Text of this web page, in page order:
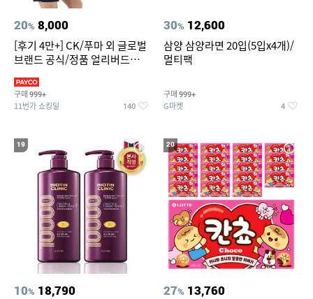
20% 8,000
[후기 4만+] CK/푸마 외 글로벌
브랜드 공식/정품 얼리버드
구매 999+
11번가 쇼킹딜 140
30% 12,600
삼양 삼양라면 20입(5입x4개)/
멀티팩
구매 999+
G마켓 4
19
10% 18,790
20
27% 13,760